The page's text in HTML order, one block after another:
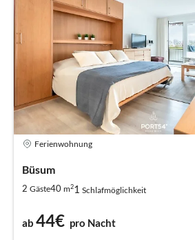
Ferienwohnung
Büsum
2 Gäste40 m21 Schlafmöglichkeit
ab 44€ pro Nacht